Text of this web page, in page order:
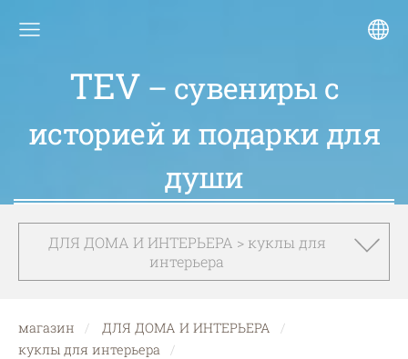
TEV – сувениры с
историей и подарки для
души
ДЛЯ ДОМА И ИНТЕРЬЕРА > куклы для
интерьера
магазин
ДЛЯ ДОМА И ИНТЕРЬЕРА
куклы для интерьера